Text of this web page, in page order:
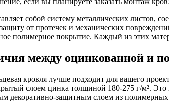
собой систему металлических
от протечек и механических
полимерное покрытие. Каждый из этих
между оцинкованной и
кровля лучше подходит для вашего
слоем цинка толщиной 180-275 г/м².
декоративно-защитным слоем из